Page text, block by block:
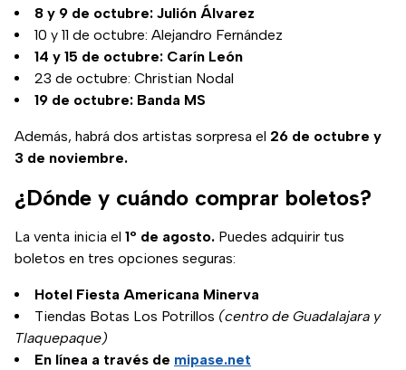
8 y 9 de octubre: Julión Álvarez
10 y 11 de octubre: Alejandro Fernández
14 y 15 de octubre: Carín León
23 de octubre: Christian Nodal
19 de octubre: Banda MS
Además, habrá dos artistas sorpresa el 26 de octubre y
3 de noviembre.
¿Dónde y cuándo comprar boletos?
La venta inicia el 1º de agosto. Puedes adquirir tus
boletos en tres opciones seguras:
Hotel Fiesta Americana Minerva
Tiendas Botas Los Potrillos (centro de Guadalajara y
Tlaquepaque)
En línea a través de mipase.net